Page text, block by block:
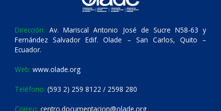
Dirección: Av. Mariscal Antonio José de Sucre N58-63 y
Fernández Salvador Edif. Olade – San Carlos, Quito –
Ecuador.
Web: www.olade.org
Teléfono: (593 2) 259 8122 / 2598 280
Correo: centro.documentacion@olade.org